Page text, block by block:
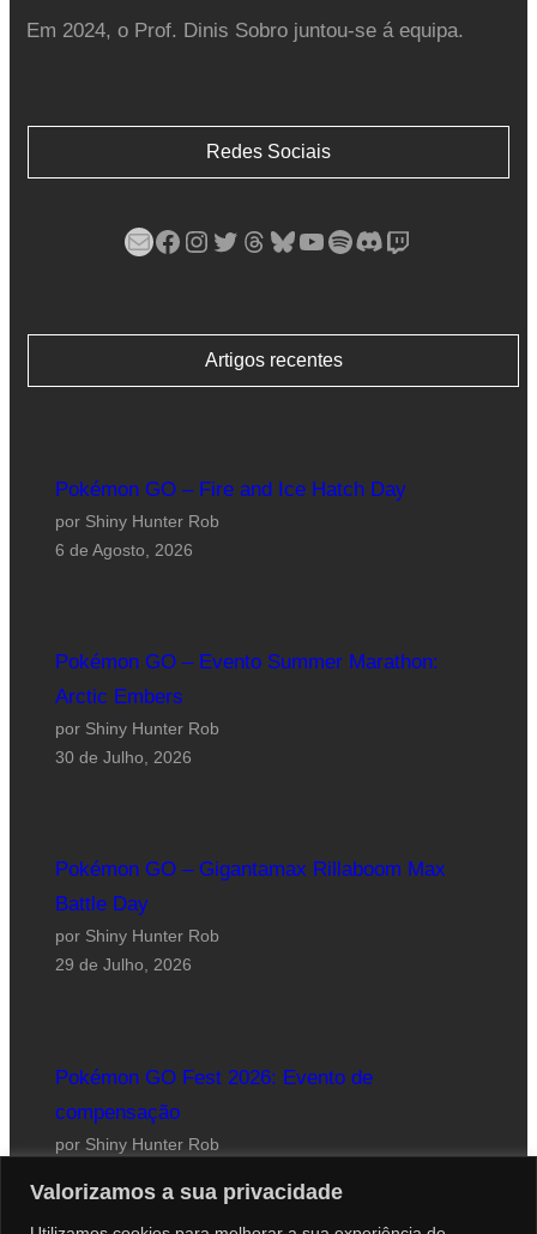
Valorizamos a sua privacidade
Em 2024, o Prof. Dinis Sobro juntou-se á equipa.
Redes Sociais
Mail Facebook Instagram Twitter Threads Bluesky YouTube Spotify Discord Twitch
Artigos recentes
Pokémon GO – Fire and Ice Hatch Day
por Shiny Hunter Rob
6 de Agosto, 2026
Pokémon GO – Evento Summer Marathon:
Arctic Embers
por Shiny Hunter Rob
30 de Julho, 2026
Pokémon GO – Gigantamax Rillaboom Max
Battle Day
por Shiny Hunter Rob
29 de Julho, 2026
Pokémon GO Fest 2026: Evento de
compensação
por Shiny Hunter Rob